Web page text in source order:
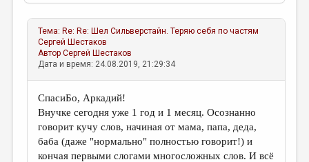
Тема: Re: Re: Шел Сильверстайн. Теряю себя по частям
Сергей Шестаков
АвторСергей Шестаков
Дата и время: 24.08.2019, 21:29:34
СпасиБо, Аркадий!
Внучке сегодня уже 1 год и 1 месяц. Осознанно
говорит кучу слов, начиная от мама, папа, деда,
баба (даже "нормально" полностью говорит!) и
кончая первыми слогами многосложных слов. И всё